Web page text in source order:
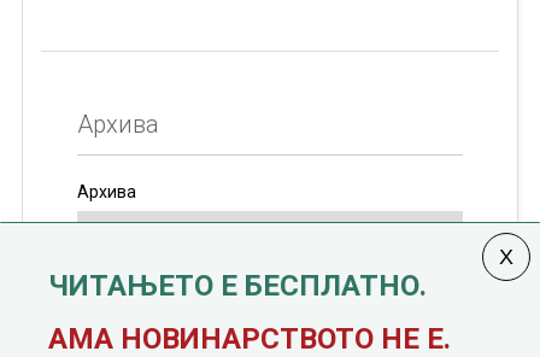
Архива
Архива
јануари, 1991 година
ЧИТАЊЕТО Е БЕСПЛАТНО.
АМА НОВИНАРСТВОТО НЕ Е.